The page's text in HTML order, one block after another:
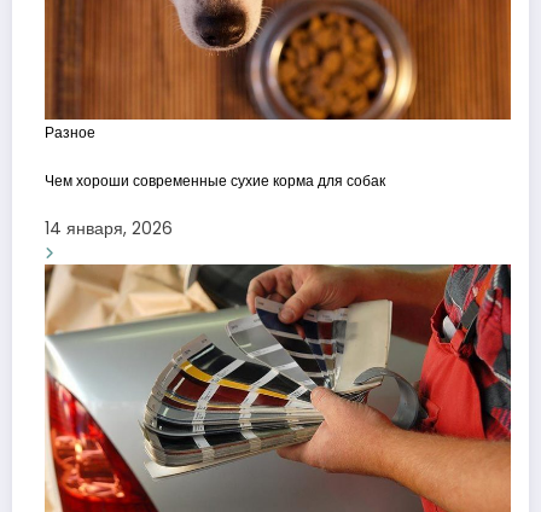
Разное
Чем хороши современные сухие корма для собак
14 января, 2026